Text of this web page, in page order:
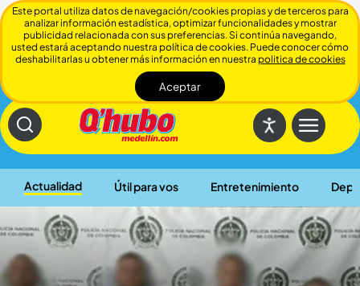
Actualidad Útil para vos Entretenimiento
Cerrar
Este portal utiliza datos de navegación/cookies propias y de terceros para
analizar información estadística, optimizar funcionalidades y mostrar
publicidad relacionada con sus preferencias. Si continúa navegando,
usted estará aceptando nuestra política de cookies. Puede conocer cómo
deshabilitarlas u obtener más información en nuestra politica de cookies
Aceptar